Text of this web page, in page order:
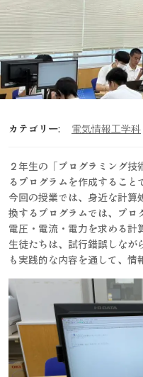
カテゴリー: 電気情報工学科
２年生の「プログラミング
るプログラムを作成すること
今回の授業では、身近な計
換するプログラムでは、プロ
電圧・電流・電力を求める計
生徒たちは、試行錯誤しな
も実践的な内容を通して、情